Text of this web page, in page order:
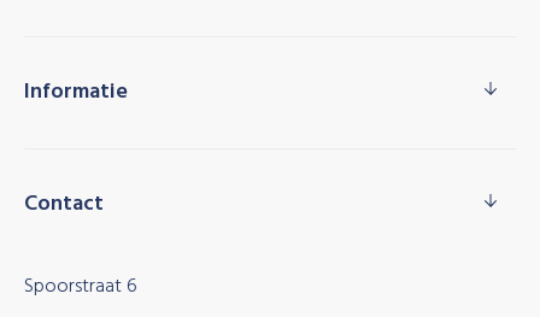
Informatie
Contact
Spoorstraat 6